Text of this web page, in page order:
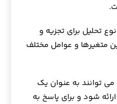
تحلیل برای تجزیه و
متغیرها و عوامل مختلف
می توانند به عنوان یک
شود و برای پاسخ به